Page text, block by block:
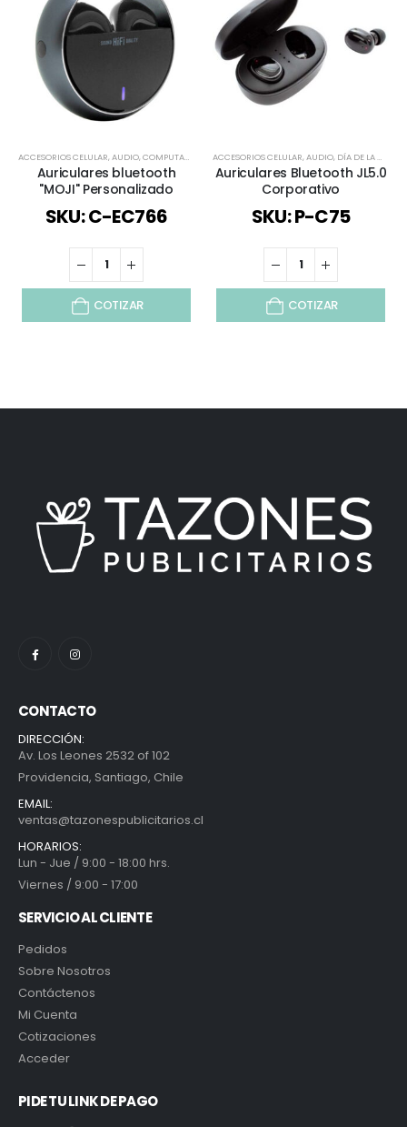
ACCESORIOS CELULAR,AUDIO,COMPUTACIÓN REGALOS PREMIUM,TECNOLOGÍA / CELULAR /
Auriculares bluetooth
"MOJI" Personalizado
SKU: C-EC766
COTIZAR
ACCESORIOS CELULAR,AUDIO, DÍA DE LA MADRE
Auriculares Bluetooth JL5.0
Corporativo
SKU: P-C75
COTIZAR
CONTACTO
DIRECCIÓN:
Av. Los Leones 2532 of 102
Providencia, Santiago, Chile
EMAIL:
ventas@tazonespublicitarios.cl
HORARIOS:
Lun - Jue / 9:00 - 18:00 hrs.
Viernes / 9:00 - 17:00
SERVICIO AL CLIENTE
Pedidos
Sobre Nosotros
Contáctenos
Mi Cuenta
Cotizaciones
Acceder
PIDE TU LINK DE PAGO